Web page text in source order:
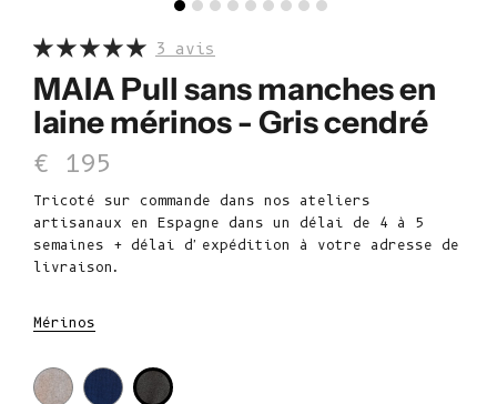
3 avis
MAIA Pull sans manches en
laine mérinos - Gris cendré
Prix de vente
€ 195
Tricoté sur commande dans nos ateliers
artisanaux en Espagne dans un délai de 4 à 5
semaines + délai d'expédition à votre adresse de
livraison.
Mérinos